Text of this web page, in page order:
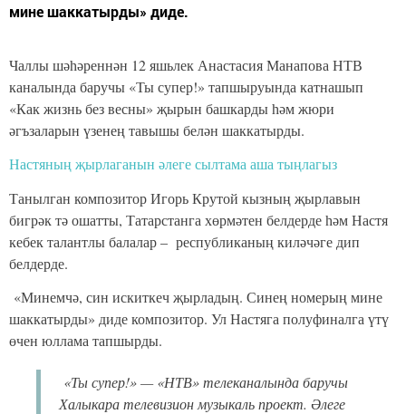
мине шаккатырды» диде.
Чаллы шәһәреннән 12 яшьлек Анастасия Манапова НТВ
каналында баручы «Ты супер!» тапшыруында катнашып
«Как жизнь без весны» җырын башкарды һәм жюри
әгъзаларын үзенең тавышы белән шаккатырды.
Настяның җырлаганын әлеге сылтама аша тыңлагыз
Танылган композитор Игорь Крутой кызның җырлавын
бигрәк тә ошатты, Татарстанга хөрмәтен белдерде һәм Настя
кебек талантлы балалар – республиканың киләчәге дип
белдерде.
«Минемчә, син искиткеч җырладың. Синең номерың мине
шаккатырды» диде композитор. Ул Настяга полуфиналга үтү
өчен юллама тапшырды.
«Ты супер!» — «НТВ» телеканалында баручы
Халыкара телевизион музыкаль проект. Әлеге